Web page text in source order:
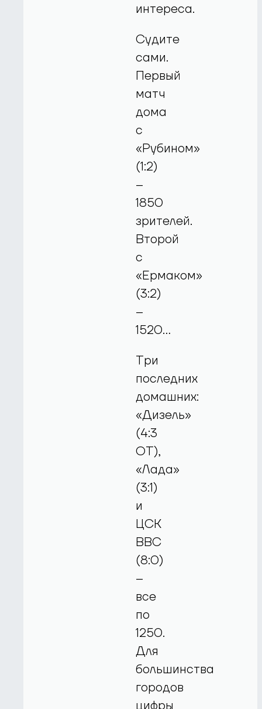
интереса.
Судите
сами.
Первый
матч
дома
с
«Рубином»
(1:2)
–
1850
зрителей.
Второй
с
«Ермаком»
(3:2)
–
1520…
Три
последних
домашних:
«Дизель»
(4:3
ОТ),
«Лада»
(3:1)
и
ЦСК
ВВС
(8:0)
–
все
по
1250.
Для
большинства
городов
цифры